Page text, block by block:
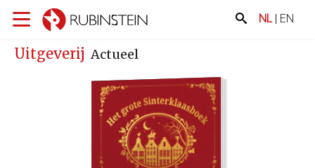
NL| EN
Uitgeverij Actueel